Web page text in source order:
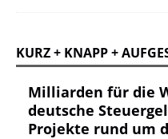
KURZ + KNAPP +
Milliarden für die
deutsche
Projekte rund um